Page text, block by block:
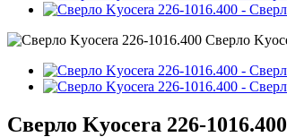
Сверло Kyocera 226-1016.400